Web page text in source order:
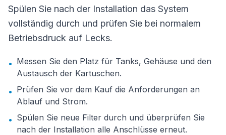
Spülen Sie nach der Installation das System
vollständig durch und prüfen Sie bei normalem
Betriebsdruck auf Lecks.
• Messen Sie den Platz für Tanks, Gehäuse und den
Austausch der Kartuschen.
• Prüfen Sie vor dem Kauf die Anforderungen an
Ablauf und Strom.
• Spülen Sie neue Filter durch und überprüfen Sie
nach der Installation alle Anschlüsse erneut.